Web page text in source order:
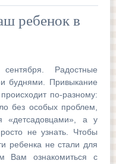
ребенок в
Радостные
буднями. Привыкание
по-разному:
без особых проблем,
«детсадовцами», а у
не узнать. Чтобы
ребенка не стали для
Вам ознакомиться с